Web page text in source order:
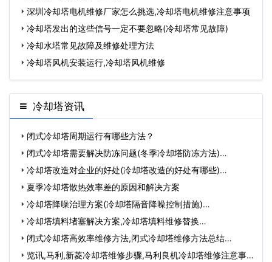
深圳冷却塔电机维修厂家怎么挑选,冷却塔电机维修注意事项
冷却塔发出的这些信号一定不要忽略(冷却塔常见故障)
冷却水塔常见故障及维修处理方法
冷却塔风机安装运行,冷却塔风机维修
冷却塔资讯
闭式冷却塔周期运行有哪些方法？
闭式冷却塔需要解决防冻问题(冬季冷却塔防冻方法)…
冷却塔改造对企业的好处(冷却塔改造的好处有哪些)…
夏季冷却塔散热效率差的原因和解决方案
冷却塔降噪治理方案(冷却塔隔音降噪控制措施)…
冷却塔填料堵塞解决方案,冷却塔填料维修替换…
闭式冷却塔高效率维修方法,闭式冷却塔维修方法总结…
览讯,马利,新菱冷却塔维修步骤,马利良机冷却塔维修注意事